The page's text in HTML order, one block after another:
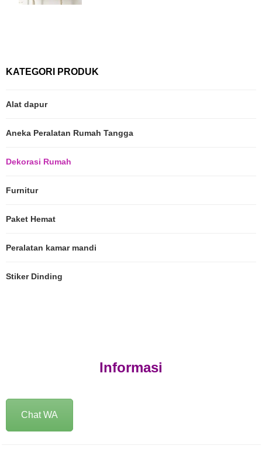
KATEGORI PRODUK
Alat dapur
Aneka Peralatan Rumah Tangga
Dekorasi Rumah
Furnitur
Paket Hemat
Peralatan kamar mandi
Stiker Dinding
Informasi
Chat WA